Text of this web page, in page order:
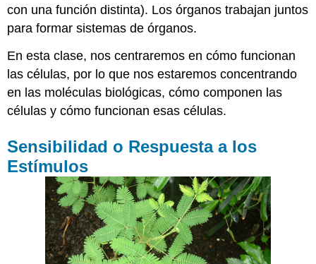
con una función distinta). Los órganos trabajan juntos
para formar sistemas de órganos.
En esta clase, nos centraremos en cómo funcionan
las células, por lo que nos estaremos concentrando
en las moléculas biológicas, cómo componen las
células y cómo funcionan esas células.
Sensibilidad o Respuesta a los
Estímulos